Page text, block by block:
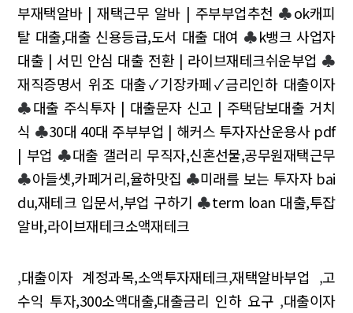
부재택알바 | 재택근무 알바 | 주부부업추천 ♣ok캐피
탈 대출,대출 신용등급,도서 대출 대여 ♣k뱅크 사업자
대출 | 서민 안심 대출 전환 | 라이브재테크쉬운부업 ♣
재직증명서 위조 대출✓기장카페✓금리인하 대출이자
♣대출 주식투자 | 대출문자 신고 | 주택담보대출 거치
식 ♣30대 40대 주부부업 | 해커스 투자자산운용사 pdf
| 부업 ♣대출 갤러리 무직자,신혼선물,공무원재택근무
♣아들셋,카페거리,율하맛집 ♣미래를 보는 투자자 bai
du,재테크 입문서,부업 구하기 ♣term loan 대출,투잡
알바,라이브재테크소액재테크
,대출이자 계정과목,소액투자재테크,재택알바부업 ,고
수익 투자,300소액대출,대출금리 인하 요구 ,대출이자